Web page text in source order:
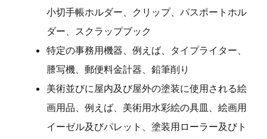
小切手帳ホルダー、クリップ、パスポートホル
ダー、スクラップブック
特定の事務用機器、例えば、タイプライター、
謄写機、郵便料金計器、鉛筆削り
美術並びに屋内及び屋外の塗装に使用される絵
画用品、例えば、美術用水彩絵の具皿、絵画用
イーゼル及びパレット、塗装用ローラー及びト